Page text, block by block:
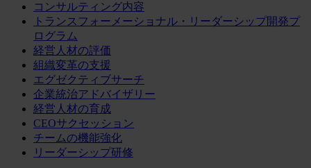
コンサルティング内容
トランスフォーメーショナル・リーダーシップ開発プ
ログラム
経営人材の評価
組織変革の支援
エグゼクティブサーチ
企業統治アドバイザリー
経営人材の育成
CEOサクセッション
チームの機能強化
リーダーシップ研修